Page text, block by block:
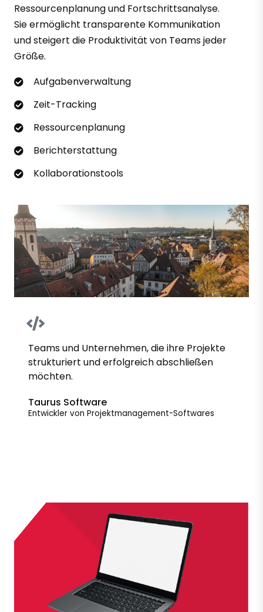
Ressourcenplanung und Fortschrittsanalyse.
Sie ermöglicht transparente Kommunikation
und steigert die Produktivität von Teams jeder
Größe.
Aufgabenverwaltung
Zeit-Tracking
Ressourcenplanung
Berichterstattung
Kollaborationstools
Teams und Unternehmen, die ihre Projekte
strukturiert und erfolgreich abschließen
möchten.
Taurus Software
Entwickler von Projektmanagement-Softwares